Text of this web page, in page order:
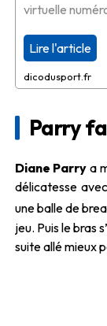
virtuelle
Lire l'article
dicodusport.fr
Parry
Diane Parry a
délicatesse
une balle de
jeu. Puis le bras
suite allé mieux